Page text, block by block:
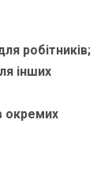
робітників;
інших
окремих